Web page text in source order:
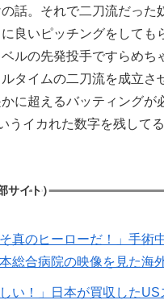
話。それで二刀流だった
良いピッチングをしても
ルの先発投手ですらめち
タイムの二刀流を成立さ
に超えるバッティングが
うイカれた数字を残して
サイト）
真のヒーローだ！」手術
総合病院の映像を見た海
い！」日本が買収したUS